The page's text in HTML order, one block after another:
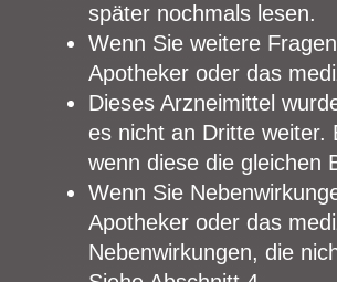
später nochmals lesen.
Wenn Sie weitere
Apotheker oder das
Dieses Arzneimittel
es nicht an Dritte weiter.
wenn diese die gleichen
Wenn Sie
Apotheker oder das
Nebenwirkungen, die